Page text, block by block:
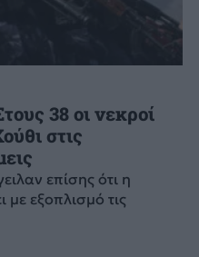
38 οι νεκροί
στις
επίσης ότι η
με εξοπλισμό τις